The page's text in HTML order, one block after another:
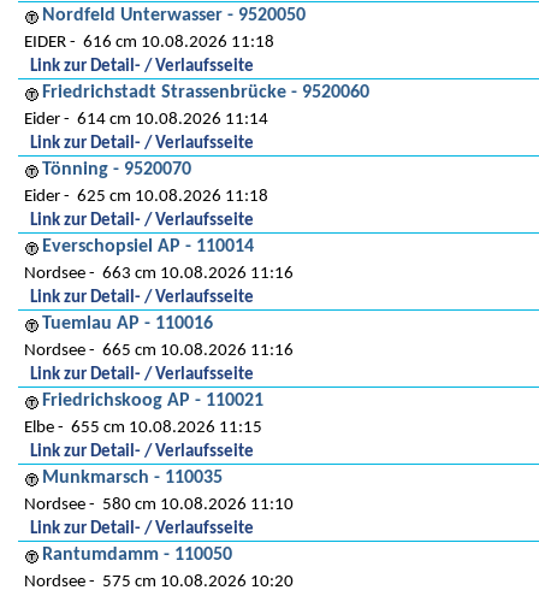
Nordfeld Unterwasser - 9520050
EIDER
616 cm 10.08.2026 11:18
Link zur Detail- / Verlaufsseite
Friedrichstadt Strassenbrücke - 9520060
Eider
614 cm 10.08.2026 11:14
Link zur Detail- / Verlaufsseite
Tönning - 9520070
Eider
625 cm 10.08.2026 11:18
Link zur Detail- / Verlaufsseite
Everschopsiel AP - 110014
Nordsee
663 cm 10.08.2026 11:16
Link zur Detail- / Verlaufsseite
Tuemlau AP - 110016
Nordsee
665 cm 10.08.2026 11:16
Link zur Detail- / Verlaufsseite
Friedrichskoog AP - 110021
Elbe
655 cm 10.08.2026 11:15
Link zur Detail- / Verlaufsseite
Munkmarsch - 110035
Nordsee
580 cm 10.08.2026 11:10
Link zur Detail- / Verlaufsseite
Rantumdamm - 110050
Nordsee
575 cm 10.08.2026 10:20